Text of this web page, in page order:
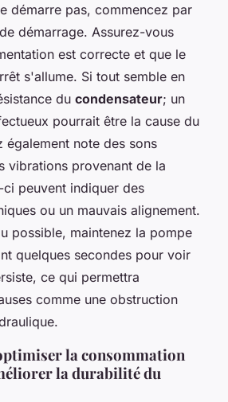
démarre pas, commencez par
démarrage. Assurez-vous
est correcte et que le
s'allume. Si tout semble en
du condensateur; un
pourrait être la cause du
également note des sons
vibrations provenant de la
peuvent indiquer des
ou un mauvais alignement.
possible, maintenez la pompe
quelques secondes pour voir
ce qui permettra
comme une obstruction
la consommation
la durabilité du